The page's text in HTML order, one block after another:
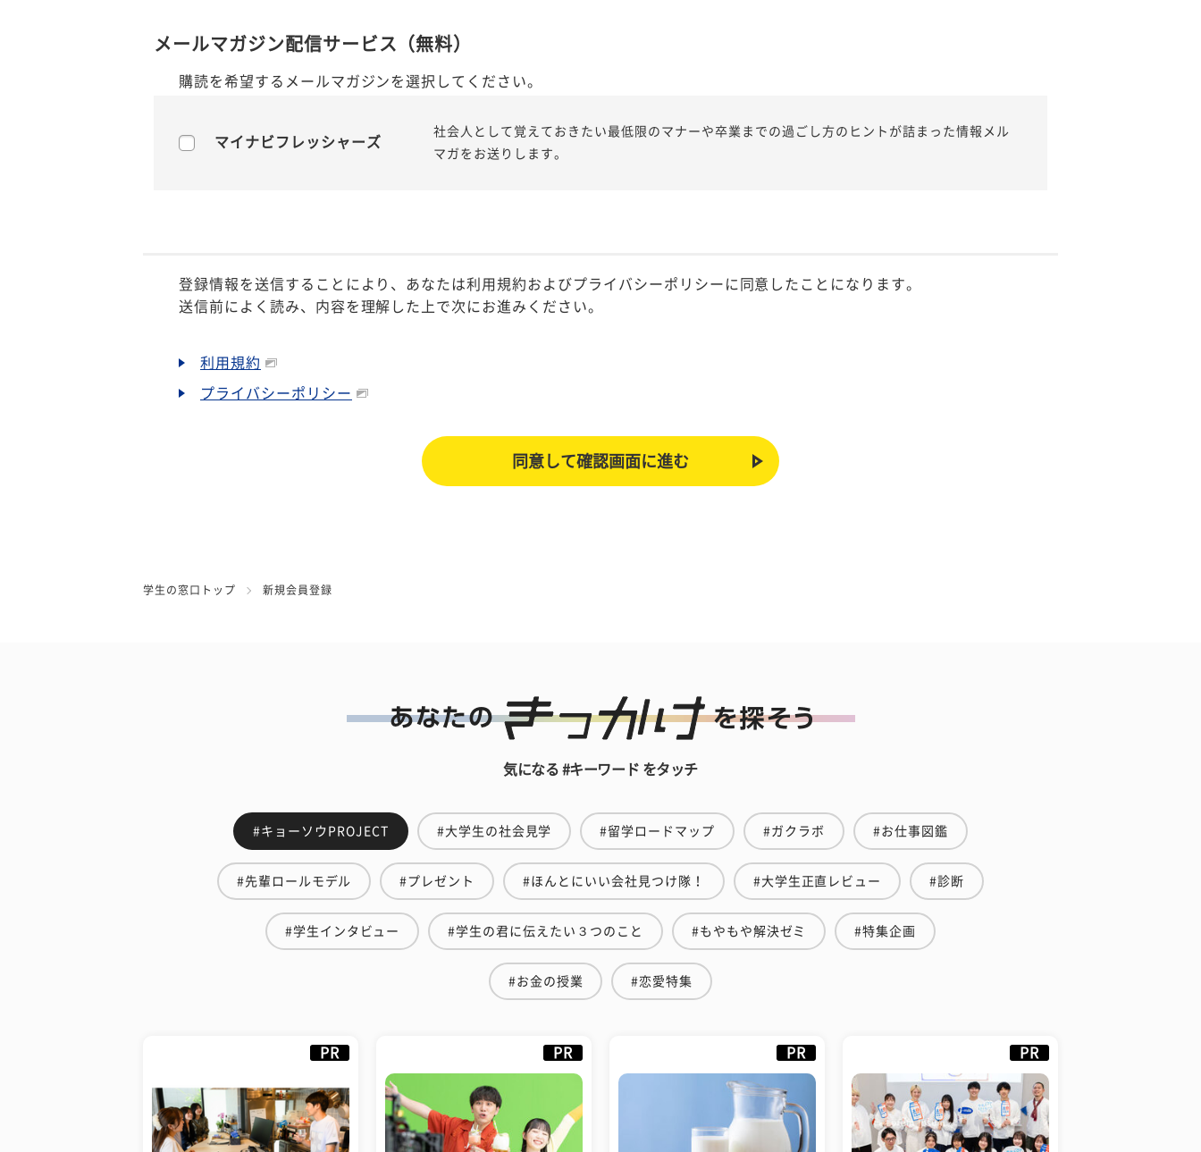
メールマガジン配信サービス（無料）
購読を希望するメールマガジンを選択してください。
マイナビフレッシャーズ
社会人として覚えておきたい最低限のマナーや卒業までの過ごし方のヒントが詰まった情報メル
マガをお送りします。
登録情報を送信することにより、あなたは利用規約およびプライバシーポリシーに同意したことになります。
送信前によく読み、内容を理解した上で次にお進みください。
利用規約
プライバシーポリシー
学生の窓口トップ 新規会員登録
気になる #キーワード をタッチ
#キョーソウPROJECT #大学生の社会見学 #留学ロードマップ #ガクラボ #お仕事図鑑
#先輩ロールモデル #プレゼント #ほんとにいい会社見つけ隊！ #大学生正直レビュー #診断
#学生インタビュー #学生の君に伝えたい３つのこと #もやもや解決ゼミ #特集企画
#お金の授業 #恋愛特集
PR PR PR PR